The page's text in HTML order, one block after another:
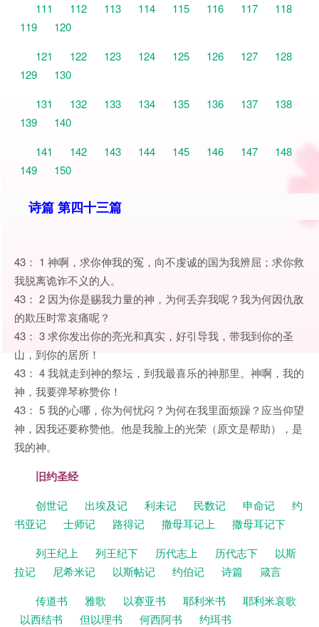
111
112 113 114 115 116 117
118
119
120
121
122 123 124 125 126 127
128
129
130
131
132 133 134 135 136 137
138
139
140
141
142 143 144 145 146 147
148
149
150
诗篇 第四十三篇
43： 1 神啊，求你伸我的冤，向不虔诚的国为我辨屈；求你救
我脱离诡诈不义的人。
43： 2 因为你是赐我力量的神，为何丢弃我呢？我为何因仇敌
的欺压时常哀痛呢？
43： 3 求你发出你的亮光和真实，好引导我，带我到你的圣
山，到你的居所！
43： 4 我就走到神的祭坛，到我最喜乐的神那里。神啊，我的
神，我要弹琴称赞你！
43： 5 我的心哪，你为何忧闷？为何在我里面烦躁？应当仰望
神，因我还要称赞他。他是我脸上的光荣（原文是帮助），是
我的神。
旧约圣经
创世记 出埃及记 利未记 民数记 申命记
约
书亚记
士师记 路得记 撒母耳记上
撒母耳记下
列王纪上
列王纪下 历代志上 历代志下
以斯
拉记
尼希米记 以斯帖记 约伯记 诗篇
箴言
传道书
雅歌 以赛亚书 耶利米书
耶利米哀歌
以西结书
但以理书 何西阿书
约珥书